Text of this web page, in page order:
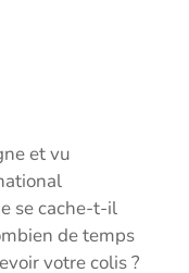
et vu
se cache-t-il
de temps
votre colis ?